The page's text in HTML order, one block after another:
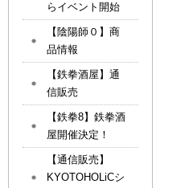
らイベント開始
【陰陽師０】商
品情報
【鉄拳酒屋】通
信販売
【鉄拳8】鉄拳酒
屋開催決定！
【通信販売】
KYOTOHOLiCシ